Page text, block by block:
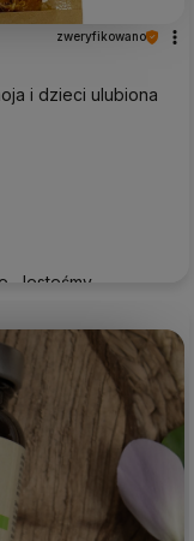
Jesteśmy
zweryfikowano
i dzieci ulubiona